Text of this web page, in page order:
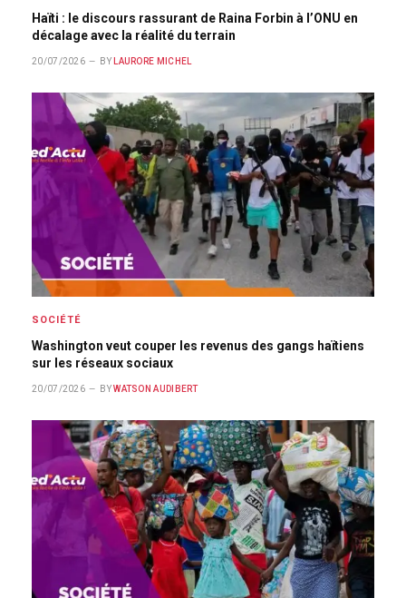
Haïti : le discours rassurant de Raina Forbin à l’ONU en
décalage avec la réalité du terrain
20/07/2026 BY LAURORE MICHEL
SOCIÉTÉ
Washington veut couper les revenus des gangs haïtiens
sur les réseaux sociaux
20/07/2026 BY WATSON AUDIBERT